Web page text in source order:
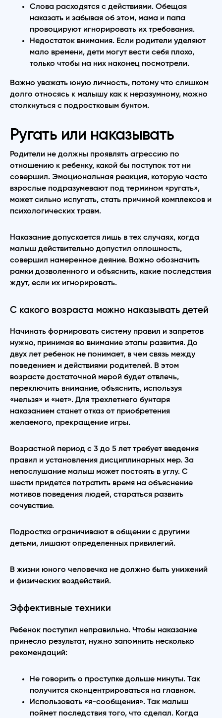
Слова расходятся с действиями. Обещая
наказать и забывая об этом, мама и папа
провоцируют игнорировать их требования.
Недостаток внимания. Если родители уделяют
мало времени, дети могут вести себя плохо,
только чтобы на них наконец посмотрели.
Важно уважать юную личность, потому что слишком
долго относясь к малышу как к неразумному, можно
столкнуться с подростковым бунтом.
Ругать или наказывать
Родители не должны проявлять агрессию по
отношению к ребенку, какой бы поступок тот ни
совершил. Эмоциональная реакция, которую часто
взрослые подразумевают под термином «ругать»,
может сильно испугать, стать причиной комплексов и
психологических травм.
Наказание допускается лишь в тех случаях, когда
малыш действительно допустил оплошность,
совершил намеренное деяние. Важно обозначить
рамки дозволенного и объяснить, какие последствия
ждут, если их игнорировать.
С какого возраста можно наказывать детей
Начинать формировать систему правил и запретов
нужно, принимая во внимание этапы развития. До
двух лет ребенок не понимает, в чем связь между
поведением и действиями родителей. В этом
возрасте достаточной мерой будет отвлечь,
переключить внимание, объяснить, используя
«нельзя» и «нет». Для трехлетнего бунтаря
наказанием станет отказ от приобретения
желаемого, прекращение игры.
Возрастной период с 3 до 5 лет требует введения
правил и установления дисциплинарных мер. За
непослушание малыш может постоять в углу. С
шести придется потратить время на объяснение
мотивов поведения людей, стараться развить
сочувствие.
Подростка ограничивают в общении с другими
детьми, лишают определенных привилегий.
В жизни юного человечка не должно быть унижений
и физических воздействий.
Эффективные техники
Ребенок поступил неправильно. Чтобы наказание
принесло результат, нужно запомнить несколько
рекомендаций:
Не говорить о проступке дольше минуты. Так
получится сконцентрироваться на главном.
Использовать «я-сообщения». Так малыш
поймет последствия того, что сделал. Когда